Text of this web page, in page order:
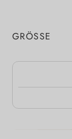
GRÖSSE